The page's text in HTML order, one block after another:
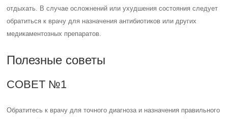
отдыхать. В случае осложнений или ухудшения состояния следует
обратиться к врачу для назначения антибиотиков или других
медикаментозных препаратов.
Полезные советы
СОВЕТ №1
Обратитесь к врачу для точного диагноза и назначения правильного